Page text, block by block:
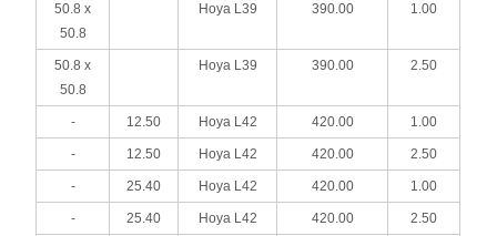
50.8 x
50.8
Hoya L39 390.00 1.00
50.8 x
50.8
Hoya L39 390.00 2.50
- 12.50 Hoya L42 420.00 1.00
- 12.50 Hoya L42 420.00 2.50
- 25.40 Hoya L42 420.00 1.00
- 25.40 Hoya L42 420.00 2.50